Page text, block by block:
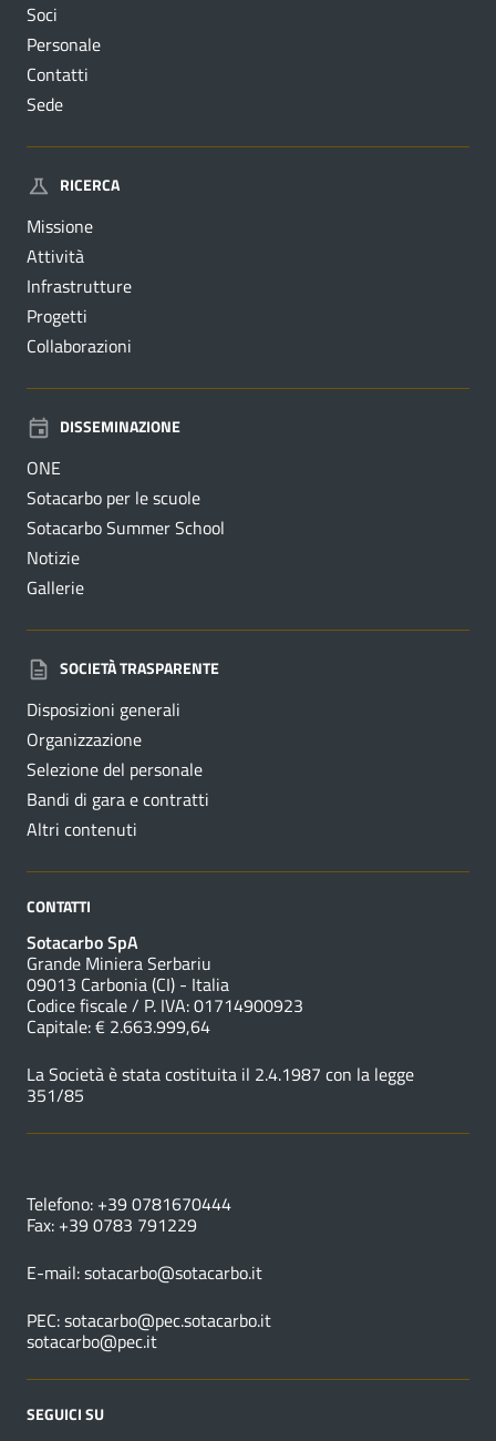
Soci
Personale
Contatti
Sede
RICERCA
Missione
Attività
Infrastrutture
Progetti
Collaborazioni
DISSEMINAZIONE
ONE
Sotacarbo per le scuole
Sotacarbo Summer School
Notizie
Gallerie
SOCIETÀ TRASPARENTE
Disposizioni generali
Organizzazione
Selezione del personale
Bandi di gara e contratti
Altri contenuti
CONTATTI
Sotacarbo SpA
Grande Miniera Serbariu
09013 Carbonia (CI) - Italia
Codice fiscale / P. IVA: 01714900923
Capitale: € 2.663.999,64
La Società è stata costituita il 2.4.1987 con la legge
351/85
Telefono: +39 0781670444
Fax: +39 0783 791229
E-mail:sotacarbo@sotacarbo.it
PEC:sotacarbo@pec.sotacarbo.it
sotacarbo@pec.it
SEGUICI SU